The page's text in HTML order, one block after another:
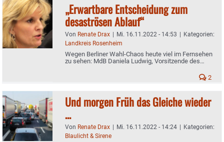
„Erwartbare Entscheidung zum
desaströsen Ablauf“
Von Renate Drax | Mi. 16.11.2022 - 14:53 | Kategorien:
Landkreis Rosenheim
Wegen Berliner Wahl-Chaos heute viel im Fernsehen
zu sehen: MdB Daniela Ludwig, Vorsitzende des
2
Und morgen Früh das Gleiche wieder
…
Von Renate Drax | Mi. 16.11.2022 - 14:24 | Kategorien:
Blaulicht & Sirene